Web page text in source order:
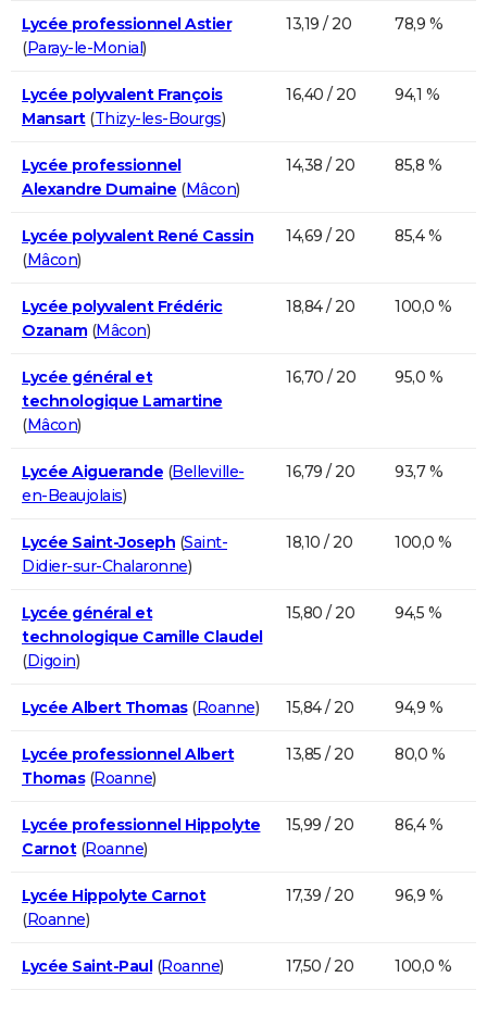
Lycée professionnel Astier
(Paray-le-Monial)
13,19 / 20 78,9 %
Lycée polyvalent François
Mansart(Thizy-les-Bourgs)
16,40 / 20 94,1 %
Lycée professionnel
Alexandre Dumaine (Mâcon)
14,38 / 20 85,8 %
Lycée polyvalent René Cassin
(Mâcon)
14,69 / 20 85,4 %
Lycée polyvalent Frédéric
Ozanam(Mâcon)
18,84 / 20 100,0 %
Lycée général et
technologique Lamartine
(Mâcon)
16,70 / 20 95,0 %
Lycée Aiguerande (Belleville-
en-Beaujolais)
16,79 / 20 93,7 %
Lycée Saint-Joseph (Saint-
Didier-sur-Chalaronne)
18,10 / 20 100,0 %
Lycée général et
technologique Camille Claudel
(Digoin)
15,80 / 20 94,5 %
Lycée Albert Thomas(Roanne) 15,84 / 20 94,9 %
Lycée professionnel Albert
Thomas(Roanne)
13,85 / 20 80,0 %
Lycée professionnel Hippolyte
Carnot(Roanne)
15,99 / 20 86,4 %
Lycée Hippolyte Carnot
(Roanne)
17,39 / 20 96,9 %
Lycée Saint-Paul(Roanne) 17,50 / 20 100,0 %